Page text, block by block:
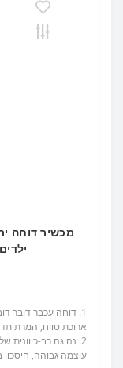
מכשיר דוחה
1. דוחה עכבר דובר
ארוכת טווח, המרת
עוצמה גבוהה, חיסכון